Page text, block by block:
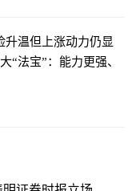
温但上涨动力仍显
“法宝”：能力更强、